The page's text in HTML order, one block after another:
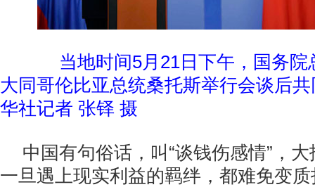
当地时间5月21日下午，国务
大同哥伦比亚总统桑托斯举行会谈后
华社记者 张铎 摄
中国有句俗话，叫“谈钱伤感情”，
一旦遇上现实利益的羁绊，都难免变